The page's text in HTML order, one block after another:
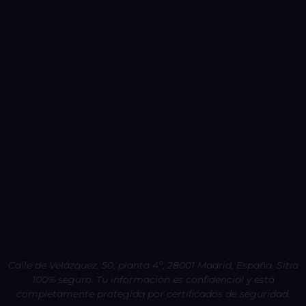
Calle de Velázquez, 50, planta 4º, 28001 Madrid, España. Sitio
100% seguro. Tu información es confidencial y está
completamente protegida por certificados de seguridad.